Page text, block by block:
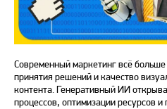
Современный маркетинг всё больше
принятия решений и качество
контента. Генеративный ИИ
процессов, оптимизации ресурсов